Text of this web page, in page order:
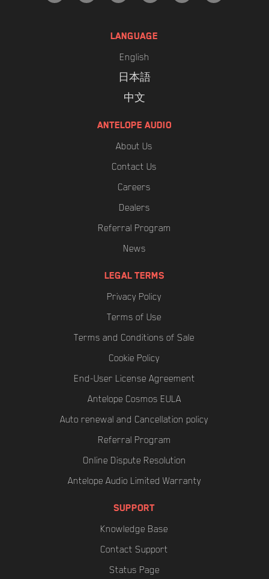
LANGUAGE
English
日本語
中文
ANTELOPE AUDIO
About Us
Contact Us
Careers
Dealers
Referral Program
News
LEGAL TERMS
Privacy Policy
Terms of Use
Terms and Conditions of Sale
Cookie Policy
End-User License Agreement
Antelope Cosmos EULA
Auto renewal and Cancellation policy
Referral Program
Online Dispute Resolution
Antelope Audio Limited Warranty
SUPPORT
Knowledge Base
Contact Support
Status Page